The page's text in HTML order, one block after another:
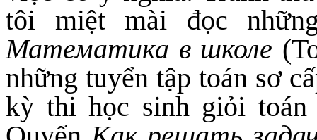
tôi miệt mài đọc
Математика в школе
những tuyển tập toán sơ
kỳ thi học sinh giỏi toán